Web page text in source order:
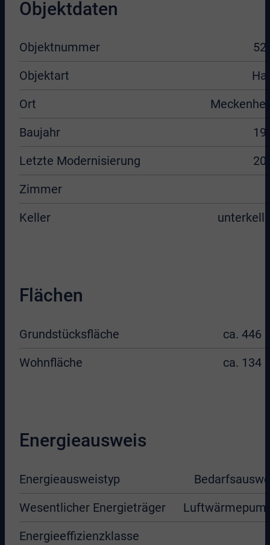
Objektdaten
Objektnummer
Objektart
Ort
Baujahr
Letzte Modernisierung
Zimmer
Keller
Flächen
Grundstücksfläche
ca. 446
Wohnfläche
ca. 134
Energieausweis
Energieausweistyp
Wesentlicher Energieträger
Energieeffizienzklasse